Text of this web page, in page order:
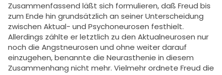
Zusammenfassend läßt sich formulieren, daß Freud bis
zum Ende hin grundsätzlich an seiner Unterscheidung
zwischen Aktual- und Psychoneurosen festhielt.
Allerdings zählte er letztlich zu den Aktualneurosen nur
noch die Angstneurosen und ohne weiter darauf
einzugehen, benannte die Neurasthenie in diesem
Zusammenhang nicht mehr. Vielmehr ordnete Freud die